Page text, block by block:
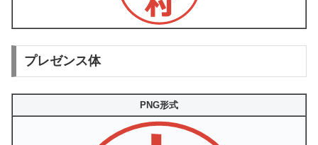
プレゼンス体
PNG形式